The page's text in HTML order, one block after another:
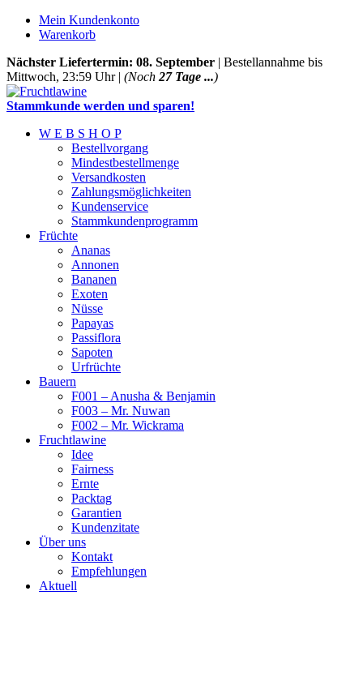
Mein Kundenkonto
Warenkorb
Nächster Liefertermin: 08. September | Bestellannahme bis
Mittwoch, 23:59 Uhr | (Noch 27 Tage ...)
Stammkunde werden und sparen!
W E B S H O P
Bestellvorgang
Mindestbestellmenge
Versandkosten
Zahlungsmöglichkeiten
Kundenservice
Stammkundenprogramm
Früchte
Ananas
Annonen
Bananen
Exoten
Nüsse
Papayas
Passiflora
Sapoten
Urfrüchte
Bauern
F001 – Anusha & Benjamin
F003 – Mr. Nuwan
F002 – Mr. Wickrama
Fruchtlawine
Idee
Fairness
Ernte
Packtag
Garantien
Kundenzitate
Über uns
Kontakt
Empfehlungen
Aktuell